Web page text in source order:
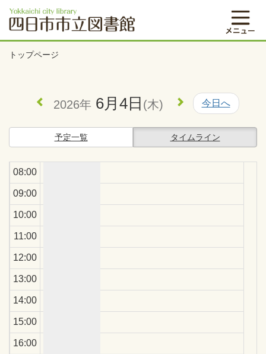
トップページ
2026年 6月4日 (木) 今日へ
予定一覧 タイムライン
休館（未来館）
01:00
02:00
06:00
07:00
08:00
09:00
10:00
11:00
12:00
13:00
14:00
15:00
16:00